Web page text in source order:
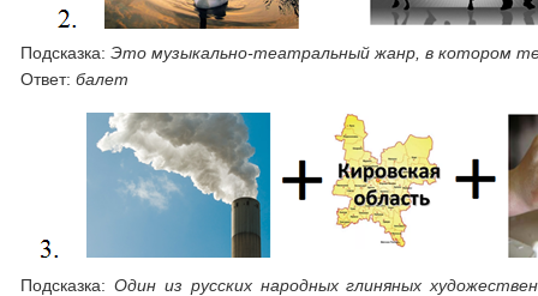
Подсказка:Это музыкально-театральный жанр, в котором
Ответ: балет
Подсказка:Один из русских народных глиняных